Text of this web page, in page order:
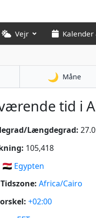
Vejr
🌙 Måne
tid i
Længdegrad:
105,418
🇪🇬 Egypten
Africa/Cairo
+02:00